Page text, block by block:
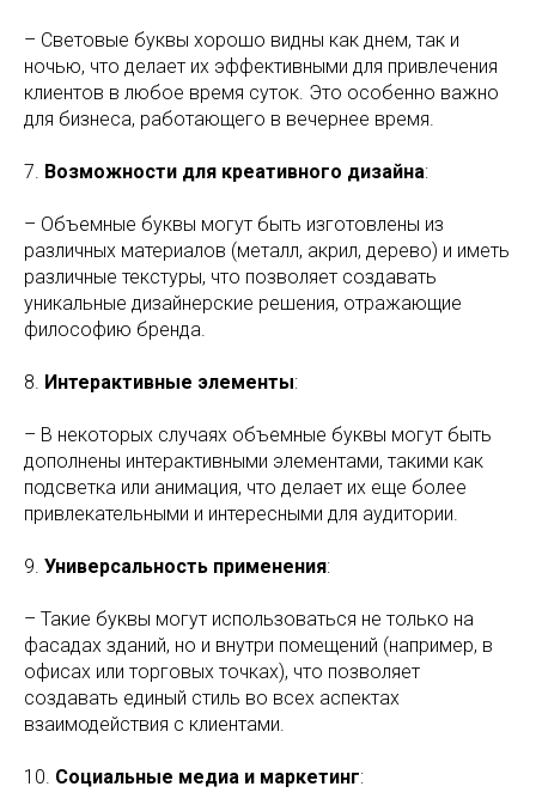
– Световые буквы хорошо видны как днем, так и
ночью, что делает их эффективными для привлечения
клиентов в любое время суток. Это особенно важно
для бизнеса, работающего в вечернее время.
7. Возможности для креативного дизайна:
– Объемные буквы могут быть изготовлены из
различных материалов (металл, акрил, дерево) и иметь
различные текстуры, что позволяет создавать
уникальные дизайнерские решения, отражающие
философию бренда.
8. Интерактивные элементы:
– В некоторых случаях объемные буквы могут быть
дополнены интерактивными элементами, такими как
подсветка или анимация, что делает их еще более
привлекательными и интересными для аудитории.
9. Универсальность применения:
– Такие буквы могут использоваться не только на
фасадах зданий, но и внутри помещений (например, в
офисах или торговых точках), что позволяет
создавать единый стиль во всех аспектах
взаимодействия с клиентами.
10. Социальные медиа и маркетинг: